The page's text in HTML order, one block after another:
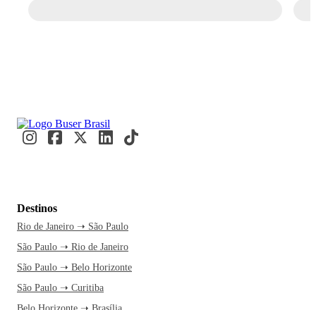
Destinos
Rio de Janeiro ➝ São Paulo
São Paulo ➝ Rio de Janeiro
São Paulo ➝ Belo Horizonte
São Paulo ➝ Curitiba